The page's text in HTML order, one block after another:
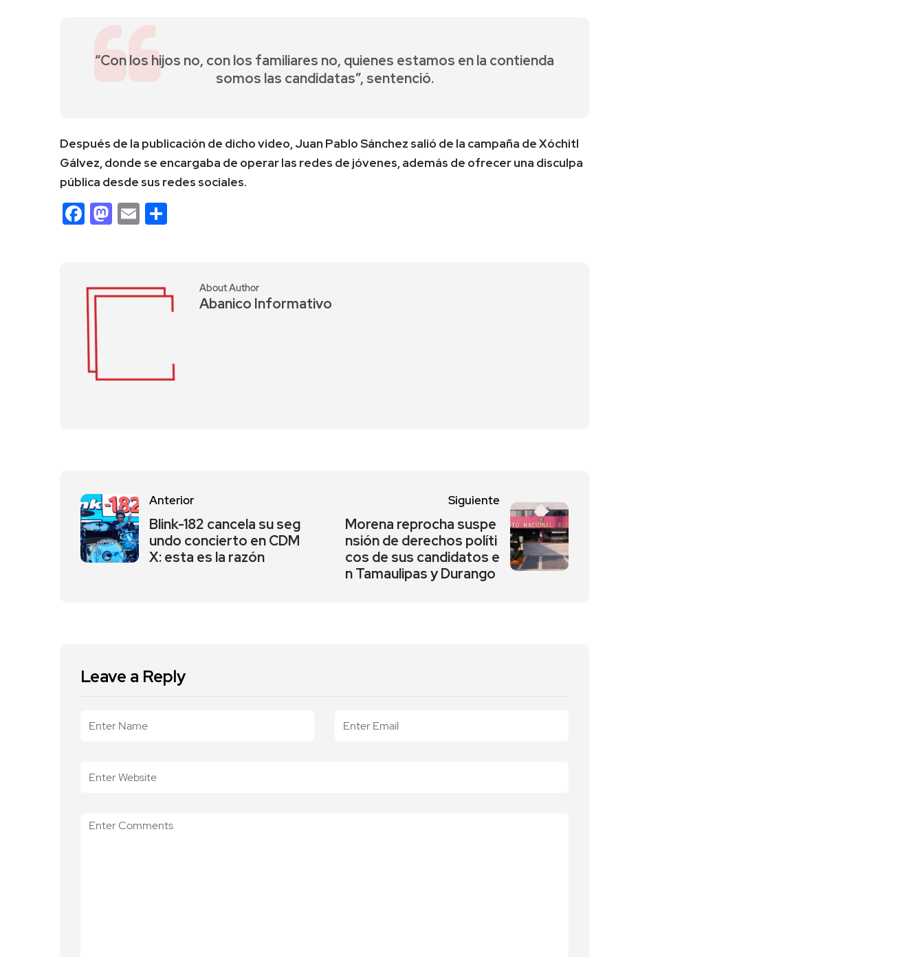
“Con los hijos no, con los familiares no, quienes estamos en la contienda
somos las candidatas”, sentenció.
Después de la publicación de dicho video, Juan Pablo Sánchez salió de la campaña de Xóchitl
Gálvez, donde se encargaba de operar las redes de jóvenes, además de ofrecer una disculpa
pública desde sus redes sociales.
Facebook
Mastodon
Email
About Author
Abanico Informativo
Anterior
Blink-182 cancela su seg
undo concierto en CDM
X: esta es la razón
Siguiente
Morena reprocha suspe
nsión de derechos políti
cos de sus candidatos e
n Tamaulipas y Durango
Leave a Reply